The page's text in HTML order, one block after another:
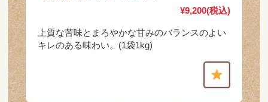
¥9,200(税込)
上質な苦味とまろやかな甘みのバランスのよい
キレのある味わい。(1袋1kg)